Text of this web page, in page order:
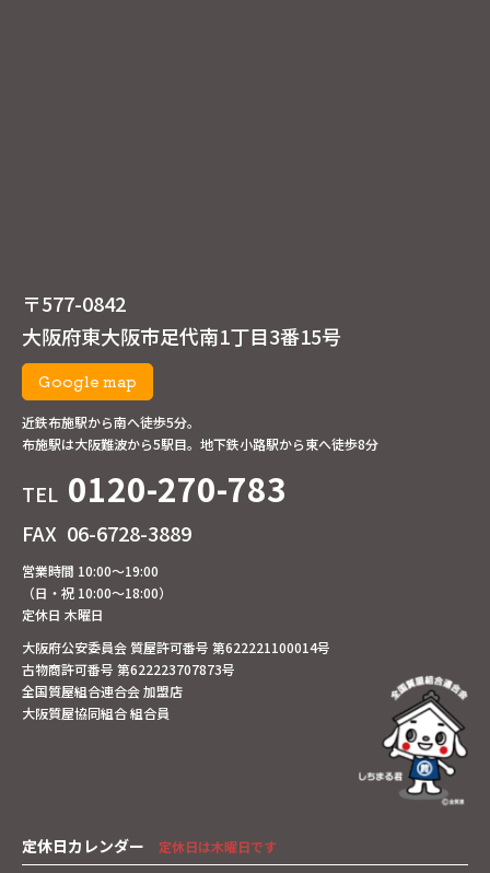
〒577-0842
大阪府東大阪市足代南1丁目3番15号
Google map
近鉄布施駅から南へ徒歩5分。
布施駅は大阪難波から5駅目。地下鉄小路駅から東へ徒歩8分
TEL 0120-270-783
FAX 06-6728-3889
営業時間 10:00～19:00
（日・祝 10:00～18:00）
定休日 木曜日
大阪府公安委員会 質屋許可番号 第622221100014号
古物商許可番号 第622223707873号
全国質屋組合連合会 加盟店
大阪質屋協同組合 組合員
定休日カレンダー 定休日は木曜日です